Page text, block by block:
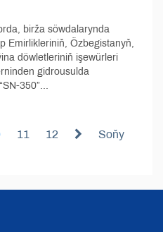
birža söwdalarynda
Emirlikleriniň, Özbegistanyň,
döwletleriniň işewürleri
gidrousulda
350”...
11 12 Soňy